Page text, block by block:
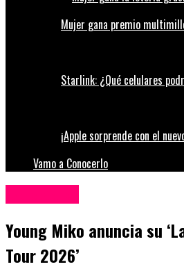
Mujer gana premio
Starlink: ¿Qué celulares
¡Apple sorprende con el
Vamo a Conocerlo
Young Miko anuncia su
Tour 2026’